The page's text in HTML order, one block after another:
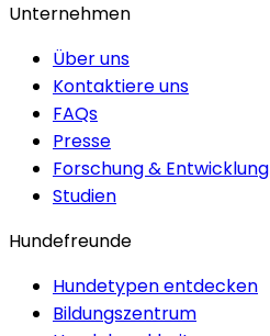
Unternehmen
Über uns
Kontaktiere uns
FAQs
Presse
Forschung & Entwicklung
Studien
Hundefreunde
Hundetypen entdecken
Bildungszentrum